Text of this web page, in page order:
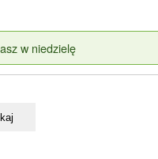
w niedzielę